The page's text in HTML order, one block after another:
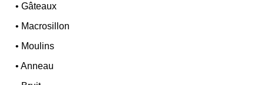
•Gâteaux
• Macrosillon
• Moulins
•Anneau